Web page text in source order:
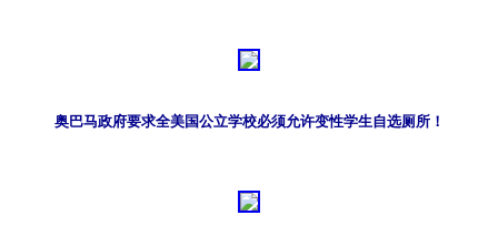
奥巴马政府要求全美国公立学校必须允许变性学生自选厕所！